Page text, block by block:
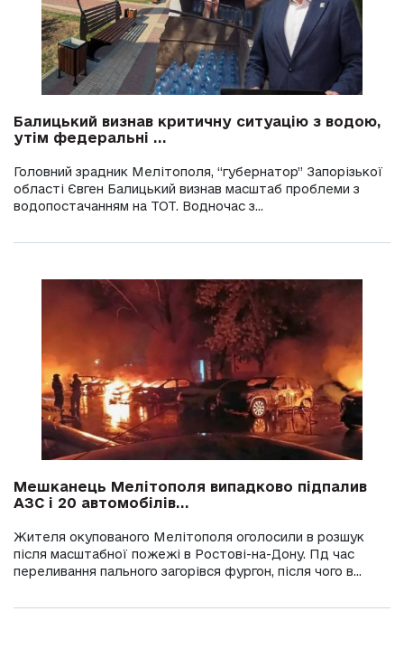
Балицький визнав критичну ситуацію з водою,
утім федеральні ...
Головний зрадник Мелітополя, “губернатор” Запорізької
області Євген Балицький визнав масштаб проблеми з
водопостачанням на ТОТ. Водночас з...
Мешканець Мелітополя випадково підпалив
АЗС і 20 автомобілів...
Жителя окупованого Мелітополя оголосили в розшук
після масштабної пожежі в Ростові-на-Дону. Пд час
переливання пального загорівся фургон, після чого в...